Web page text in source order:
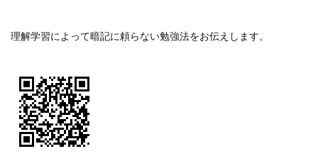
理解学習によって暗記に頼らない勉強法をお伝えします。